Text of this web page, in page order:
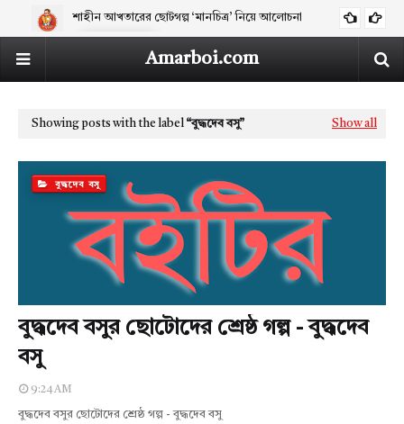
নির্বাচিত প্রবন্ধ - হুমায়ুন আজাদ ARTICLES
Amarboi.com
Showing posts with the label বুদ্ধদেব বসু Show all
বুদ্ধদেব বসু
বুদ্ধদেব বসুর ছোটোদের শ্রেষ্ঠ গল্প - বুদ্ধদেব
বসু
9:24 AM
বুদ্ধদেব বসুর ছোটোদের শ্রেষ্ঠ গল্প - বুদ্ধদেব বসু